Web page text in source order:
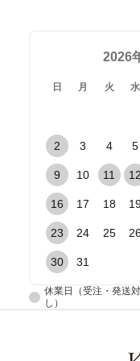
などでメールア
qq.co.jp」の受
場合によっては
います。予めご
プライバシーポリ
下記プライバシー
たします。
個人情報（特定個
リシー
います。）のご購
2026
日 月 火 水
2 3 4 5
9 10 11 12
16 17 18
23 24 25
30 31
休業日（受注・発送
し）